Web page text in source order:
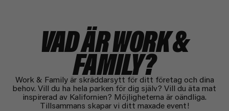
VAD ÄR WORK &
FAMILY?​
Work & Family är skräddarsytt för ditt företag och dina
behov. Vill du ha hela parken för dig själv? Vill du äta mat
inspirerad av Kalifornien? Möjligheterna är oändliga.
Tillsammans skapar vi ditt maxade event!